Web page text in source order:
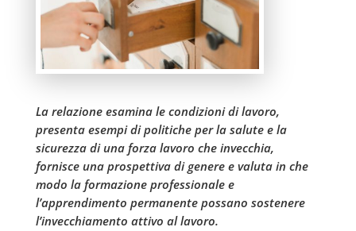
La relazione esamina le condizioni di lavoro,
presenta esempi di politiche per la salute e la
sicurezza di una forza lavoro che invecchia,
fornisce una prospettiva di genere e valuta in che
modo la formazione professionale e
l’apprendimento permanente possano sostenere
l’invecchiamento attivo al lavoro.